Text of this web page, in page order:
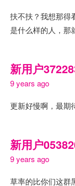
扶不扶？我想那得
是什么样的人，那
新用户
9 years ago
更新好慢啊，最期
新用户
9 years ago
草率的比你们这群